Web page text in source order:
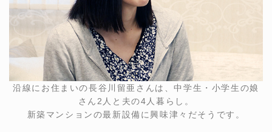
沿線にお住まいの長谷川留亜さんは、中学生・小学生の娘
さん2人と夫の4人暮らし。
新築マンションの最新設備に興味津々だそうです。